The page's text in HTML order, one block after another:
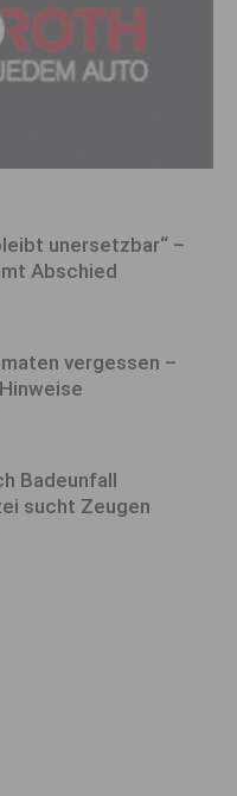
unersetzbar“ –
Abschied
vergessen –
Badeunfall
sucht Zeugen